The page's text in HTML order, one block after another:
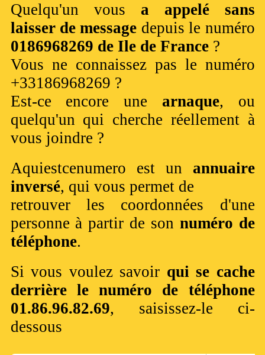
Quelqu'un vous a appelé sans
laisser de message depuis le numéro
0186968269 de Ile de France?
Vous ne connaissez pas le numéro
+33186968269 ?
Est-ce encore une arnaque, ou
quelqu'un qui cherche réellement à
vous joindre ?
Aquiestcenumero est un annuaire
inversé, qui vous permet de
retrouver les coordonnées d'une
personne à partir de son numéro de
téléphone.
Si vous voulez savoir qui se cache
derrière le numéro de téléphone
01.86.96.82.69, saisissez-le ci-
dessous